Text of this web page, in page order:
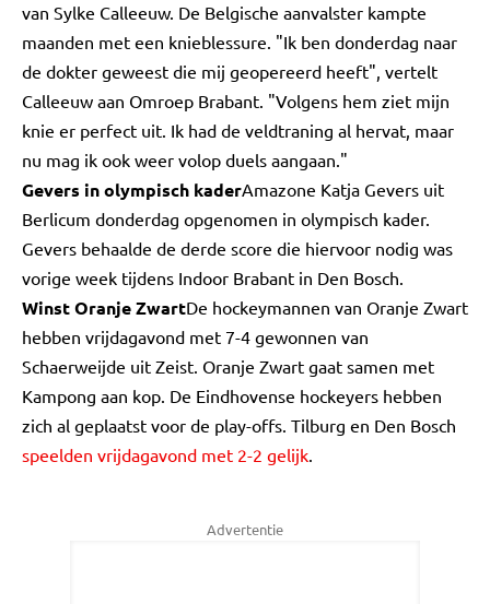
van Sylke Calleeuw. De Belgische aanvalster kampte
maanden met een knieblessure. "Ik ben donderdag naar
de dokter geweest die mij geopereerd heeft", vertelt
Calleeuw aan Omroep Brabant. "Volgens hem ziet mijn
knie er perfect uit. Ik had de veldtraning al hervat, maar
nu mag ik ook weer volop duels aangaan."
Gevers in olympisch kaderAmazone Katja Gevers uit
Berlicum donderdag opgenomen in olympisch kader.
Gevers behaalde de derde score die hiervoor nodig was
vorige week tijdens Indoor Brabant in Den Bosch.
Winst Oranje ZwartDe hockeymannen van Oranje Zwart
hebben vrijdagavond met 7-4 gewonnen van
Schaerweijde uit Zeist. Oranje Zwart gaat samen met
Kampong aan kop. De Eindhovense hockeyers hebben
zich al geplaatst voor de play-offs. Tilburg en Den Bosch
speelden vrijdagavond met 2-2 gelijk.
Advertentie